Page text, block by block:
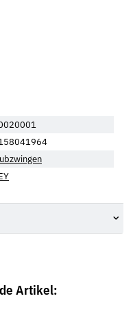
Artikel: